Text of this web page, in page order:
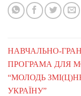
НАВЧАЛЬНО-
ПРОГРАМА ДЛЯ
“МОЛОДЬ
УКРАЇНУ”